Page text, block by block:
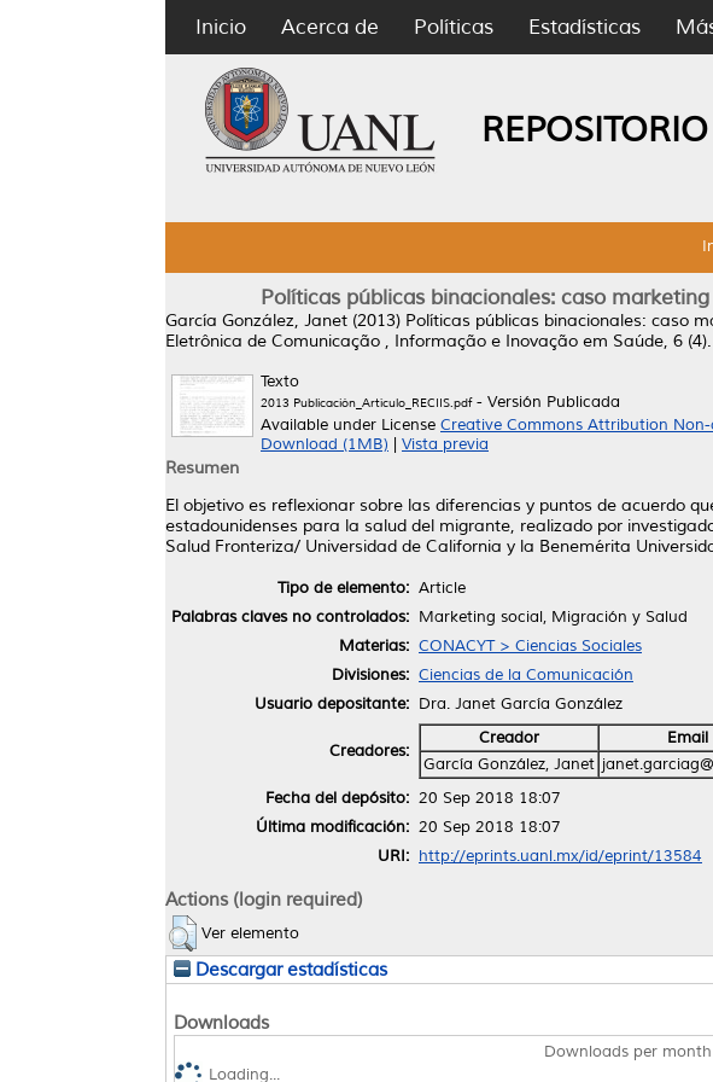
Inicio Acerca de Políticas Estadísticas
Políticas públicas binacionales: caso
García González, Janet (2013) Políticas públicas binacionales: caso
Eletrônica de Comunicação , Informação e Inovação em Saúde, 6
Texto
2013 Publicación_Artículo_RECIIS.pdf- Versión Publicada
Available under License Creative Commons Attribution
Download (1MB)
Vista previa
Resumen
El objetivo es reflexionar sobre las diferencias y puntos de acuerdo
estadounidenses para la salud del migrante, realizado por
Salud Fronteriza/ Universidad de California y la Benemérita
Tipo de elemento: Article
Palabras claves no controlados: Marketing social, Migración y Salud
Materias: CONACYT > Ciencias Sociales
Divisiones: Ciencias de la Comunicación
Usuario depositante: Dra. Janet García González
Creadores:
Creador Email
García González, Janet
Fecha del depósito: 20 Sep 2018 18:07
Última modificación: 20 Sep 2018 18:07
URI: http://eprints.uanl.mx/id/eprint/13584
Actions (login required)
Ver elemento
Descargar estadísticas
Downloads
Downloads per
Loading...